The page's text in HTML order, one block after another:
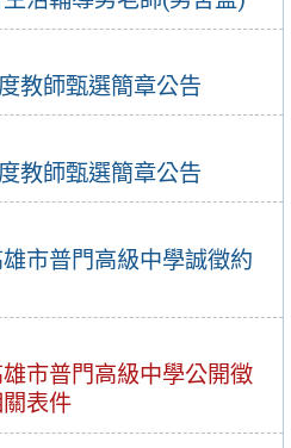
教師甄選簡章公告
教師甄選簡章公告
市普門高級中學誠徵約
市普門高級中學公開徵
表件